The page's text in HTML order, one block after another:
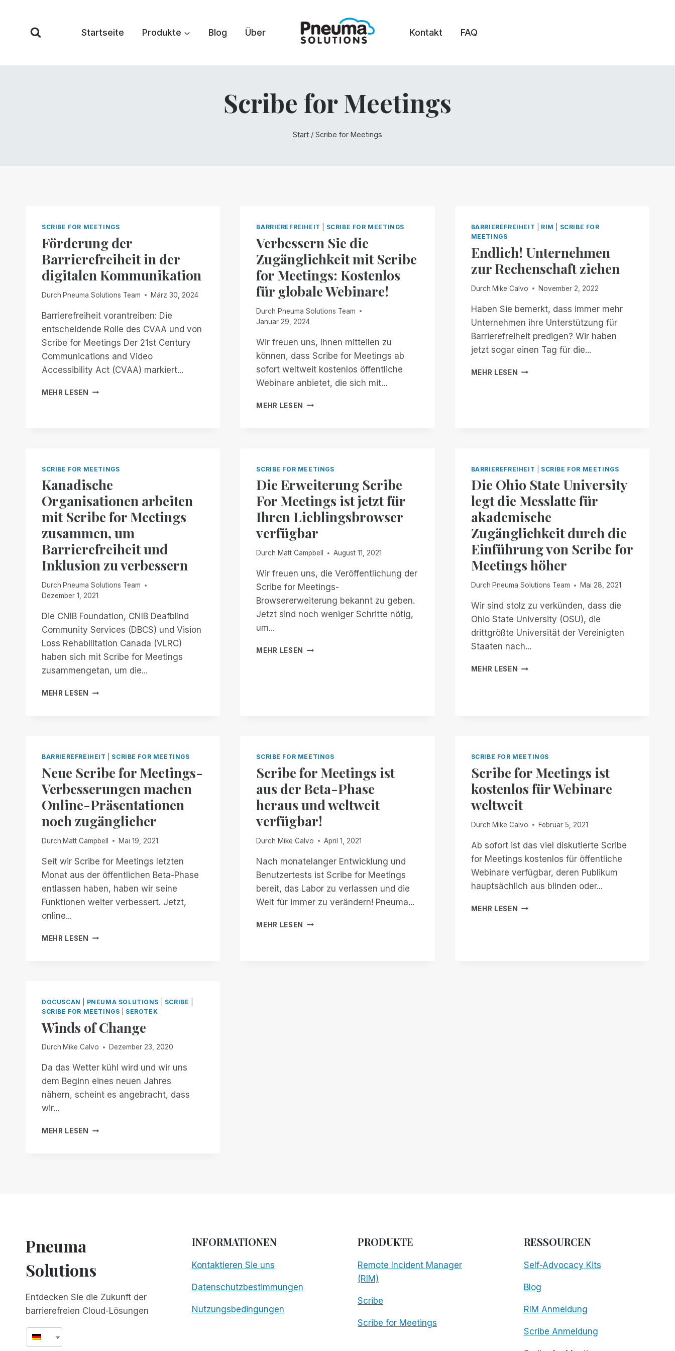
springen
Startseite Produkte Blog Über Kontakt FAQ
Scribe for Meetings
Start / Scribe for Meetings
SCRIBE FOR MEETINGS
Förderung der
Barrierefreiheit in der
digitalen Kommunikation
Durch Pneuma Solutions Team März 30, 2024
Barrierefreiheit vorantreiben: Die
entscheidende Rolle des CVAA und von
Scribe for Meetings Der 21st Century
Communications and Video
Accessibility Act (CVAA) markiert...
MEHR LESEN FÖRDERUNG
BARRIEREFREIHEIT SCRIBE FOR MEETINGS
Verbessern Sie die
Zugänglichkeit mit Scribe
for Meetings: Kostenlos
für globale Webinare!
Durch Pneuma Solutions Team
Januar 29, 2024
Wir freuen uns, Ihnen mitteilen zu
können, dass Scribe for Meetings ab
sofort weltweit kostenlos öffentliche
Webinare anbietet, die sich mit...
MEHR LESEN VERBESSERN
FOR
KOSTENLOS
FÜR
GLOBALE
WEBINARE!
BARRIEREFREIHEIT RIM
SCRIBE FOR
MEETINGS
Endlich! Unternehmen
zur Rechenschaft ziehen
Durch Mike Calvo November 2, 2022
Haben Sie bemerkt, dass immer mehr
Unternehmen ihre Unterstützung für
Barrierefreiheit predigen? Wir haben
jetzt sogar einen Tag für die...
MEHR LESEN ENDLICH!
SCRIBE FOR MEETINGS
Kanadische
Organisationen arbeiten
mit Scribe for Meetings
zusammen, um
Barrierefreiheit und
Inklusion zu verbessern
Durch Pneuma Solutions Team
Dezember 1, 2021
Die CNIB Foundation, CNIB Deafblind
Community Services (DBCS) und Vision
Loss Rehabilitation Canada (VLRC)
haben sich mit Scribe for Meetings
zusammengetan, um die...
MEHR LESEN
KANADISCHE
MEETINGS
UM
BARRIEREFREIHEIT
UND
INKLUSION
ZU
VERBESSERN
SCRIBE FOR MEETINGS
Die Erweiterung Scribe
For Meetings ist jetzt für
Ihren Lieblingsbrowser
verfügbar
Durch Matt Campbell August 11, 2021
Wir freuen uns, die Veröffentlichung der
Scribe for Meetings-
Browsererweiterung bekannt zu geben.
Jetzt sind noch weniger Schritte nötig,
um...
MEHR LESEN
DIE
VERFÜGBAR
BARRIEREFREIHEIT SCRIBE FOR MEETINGS
Die Ohio State University
legt die Messlatte für
akademische
Zugänglichkeit durch die
Einführung von Scribe for
Meetings höher
Durch Pneuma Solutions Team Mai 28, 2021
Wir sind stolz zu verkünden, dass die
Ohio State University (OSU), die
drittgrößte Universität der Vereinigten
Staaten nach...
MEHR LESEN
DIE
ZUGÄNGLICHKEIT
DURCH
EINFÜHRUNG
VON
FOR
HÖHER
BARRIEREFREIHEIT SCRIBE FOR MEETINGS
Neue Scribe for Meetings-
Verbesserungen machen
Online-Präsentationen
noch zugänglicher
Durch Matt Campbell Mai 19, 2021
Seit wir Scribe for Meetings letzten
Monat aus der öffentlichen Beta-Phase
entlassen haben, haben wir seine
Funktionen weiter verbessert. Jetzt,
online...
MEHR LESEN NEUE
ONLINE-
PRÄSENTATIONEN
NOCH
ZUGÄNGLICHER
SCRIBE FOR MEETINGS
Scribe for Meetings ist
aus der Beta-Phase
heraus und weltweit
verfügbar!
Durch Mike Calvo April 1, 2021
Nach monatelanger Entwicklung und
Benutzertests ist Scribe for Meetings
bereit, das Labor zu verlassen und die
Welt für immer zu verändern! Pneuma...
MEHR LESEN SCRIBE
SCRIBE FOR MEETINGS
Scribe for Meetings ist
kostenlos für Webinare
weltweit
Durch Mike Calvo Februar 5, 2021
Ab sofort ist das viel diskutierte Scribe
for Meetings kostenlos für öffentliche
Webinare verfügbar, deren Publikum
hauptsächlich aus blinden oder...
MEHR LESEN SCRIBE
DOCUSCAN PNEUMA SOLUTIONS SCRIBE
SCRIBE FOR MEETINGS
SEROTEK
Winds of Change
Durch Mike Calvo Dezember 23, 2020
Da das Wetter kühl wird und wir uns
dem Beginn eines neuen Jahres
nähern, scheint es angebracht, dass
wir...
MEHR LESEN
WINDS
Pneuma
Solutions
Entdecken Sie die Zukunft der
barrierefreien Cloud-Lösungen
INFORMATIONEN
Kontaktieren Sie uns
Datenschutzbestimmungen
Nutzungsbedingungen
PRODUKTE
Remote Incident Manager
(RIM)
Scribe
Scribe for Meetings
RESSOURCEN
Self-Advocacy Kits
Blog
RIM Anmeldung
Scribe Anmeldung